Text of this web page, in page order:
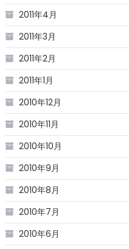
2011年4月
2011年3月
2011年2月
2011年1月
2010年12月
2010年11月
2010年10月
2010年9月
2010年8月
2010年7月
2010年6月